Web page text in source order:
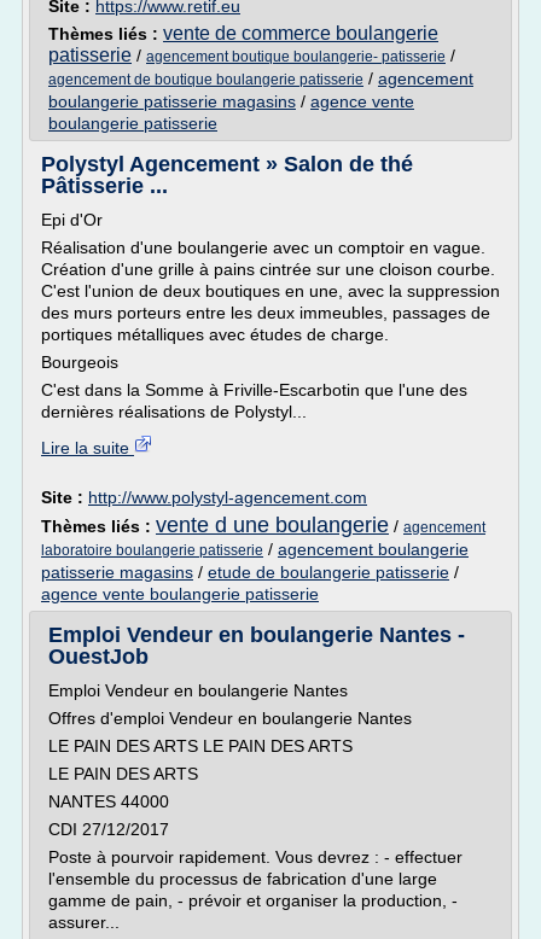
Site : https://www.retif.eu
Thèmes liés : vente de commerce boulangerie
patisserie / agencement boutique boulangerie- patisserie /
agencement de boutique boulangerie patisserie / agencement
boulangerie patisserie magasins / agence vente
boulangerie patisserie
Polystyl Agencement » Salon de thé
Pâtisserie ...
Epi d'Or
Réalisation d'une boulangerie avec un comptoir en vague.
Création d'une grille à pains cintrée sur une cloison courbe.
C'est l'union de deux boutiques en une, avec la suppression
des murs porteurs entre les deux immeubles, passages de
portiques métalliques avec études de charge.
Bourgeois
C'est dans la Somme à Friville-Escarbotin que l'une des
dernières réalisations de Polystyl...
Lire la suite
Site : http://www.polystyl-agencement.com
Thèmes liés : vente d une boulangerie / agencement
laboratoire boulangerie patisserie / agencement boulangerie
patisserie magasins / etude de boulangerie patisserie /
agence vente boulangerie patisserie
Emploi Vendeur en boulangerie Nantes -
OuestJob
Emploi Vendeur en boulangerie Nantes
Offres d'emploi Vendeur en boulangerie Nantes
LE PAIN DES ARTS LE PAIN DES ARTS
LE PAIN DES ARTS
NANTES 44000
CDI 27/12/2017
Poste à pourvoir rapidement. Vous devrez : - effectuer
l'ensemble du processus de fabrication d'une large
gamme de pain, - prévoir et organiser la production, -
assurer...